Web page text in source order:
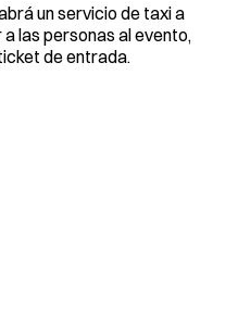
un servicio de taxi a
las personas al evento,
de entrada.